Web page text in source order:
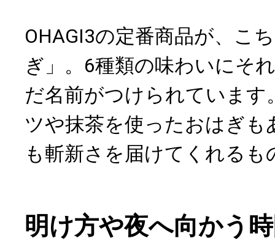
OHAGI3の定番商品が、こ
ぎ」。6種類の味わいにそ
だ名前がつけられています
ツや抹茶を使ったおはぎも
も斬新さを届けてくれるも
明け方や夜へ向かう